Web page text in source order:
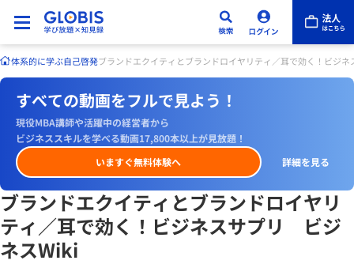
体系的に学ぶ自己啓発ブランドエクイティとブランドロイヤリティ／耳で効く！ビジ
すべての動画をフルで見よう！
現役MBA講師や活躍中の経営者から
ビジネススキルを学べる動画17,800本以上が見放題！
いますぐ無料体験へ
詳細を見る
ブランドエクイティとブランドロイヤリ
ティ／耳で効く！ビジネスサプリ ビジ
ネスWiki